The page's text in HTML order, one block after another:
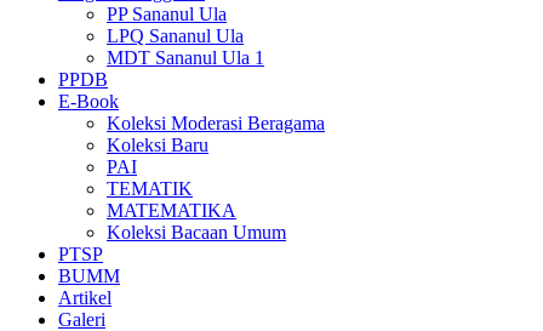
PP Sananul Ula
LPQ Sananul Ula
MDT Sananul Ula 1
PPDB
E-Book
Koleksi Moderasi Beragama
Koleksi Baru
PAI
TEMATIK
MATEMATIKA
Koleksi Bacaan Umum
PTSP
BUMM
Artikel
Galeri